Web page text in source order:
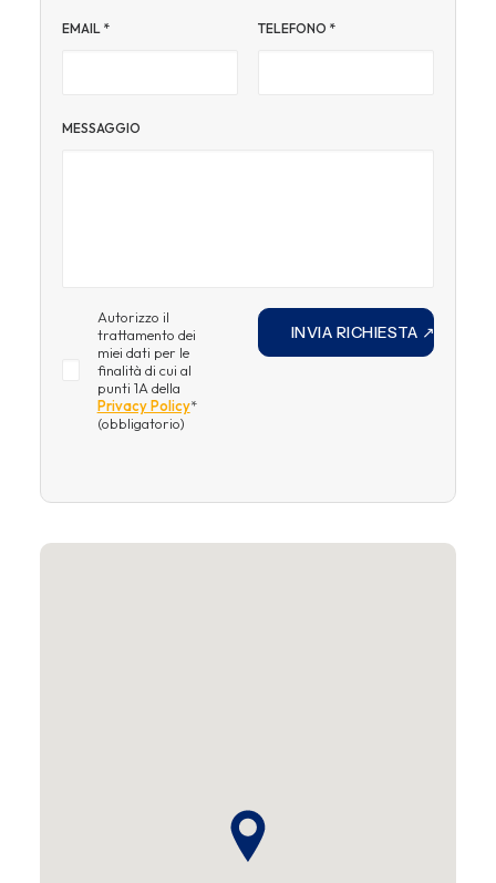
EMAIL * TELEFONO *
MESSAGGIO
Autorizzo il
trattamento dei
miei dati per le
finalità di cui al
punti 1A della
Privacy Policy*
(obbligatorio)